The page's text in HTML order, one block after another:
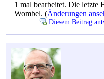
1 mal bearbeitet. Die letzte
Wombel. (Änderungen
Diesem Beitrag